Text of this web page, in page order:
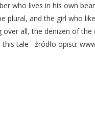
who lives in his own
plural, and the girl who
all, the denizen of the
tale źródło opisu: